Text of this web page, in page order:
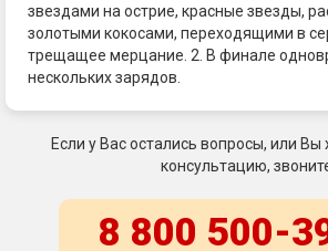
звездами на острие, красные звезды,
золотыми кокосами, переходящими в
трещащее мерцание. 2. В финале
нескольких зарядов.
Если у Вас остались вопросы, или Вы
консультацию,
8 800 500-